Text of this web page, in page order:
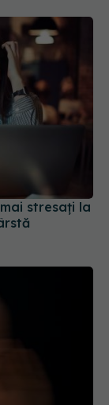
stresați la